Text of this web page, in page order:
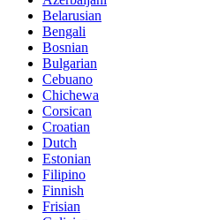
Belarusian
Bengali
Bosnian
Bulgarian
Cebuano
Chichewa
Corsican
Croatian
Dutch
Estonian
Filipino
Finnish
Frisian